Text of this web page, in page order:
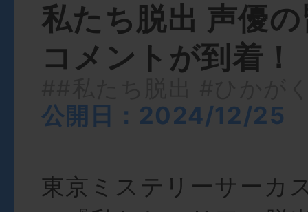
私たち脱出 声優
コメントが到着！
公開日：2024/12/25
東京ミステリーサーカ